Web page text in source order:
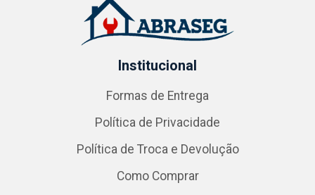
Institucional
Formas de Entrega
Política de Privacidade
Política de Troca e Devolução
Como Comprar